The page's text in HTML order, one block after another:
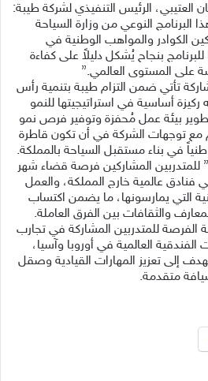
الرئيس التنفيذي لشركة طيبة:
البرنامج النوعي من وزارة السياحة
الكوادر والمواهب الوطنية في
من زملائنا للبرنامج بنجاح يُشكل دليلاً على كفاءة
على المستوى العالمي.”
تأتي ضمن التزام طيبة بتنمية رأس
أساسية في استراتيجيتها للنمو
بيئة عمل مُحفزة وتوفير فرص نمو
مع توجهات الشركة في أن تكون قاطرة
في بناء مستقبل السياحة بالمملكة.
للمتدربين المشاركين فرصة قضاء شهر
فنادق عالمية خارج المملكة، والعمل
التي يمارسونها، ما يضمن اكتساب
والثقافات بين الفرق العاملة.
الفرصة للمتدربين المشاركة في تجارب
الفندقية العالمية في أوروبا وآسيا،
إلى تعزيز المهارات القيادية وصقل
متقدمة.